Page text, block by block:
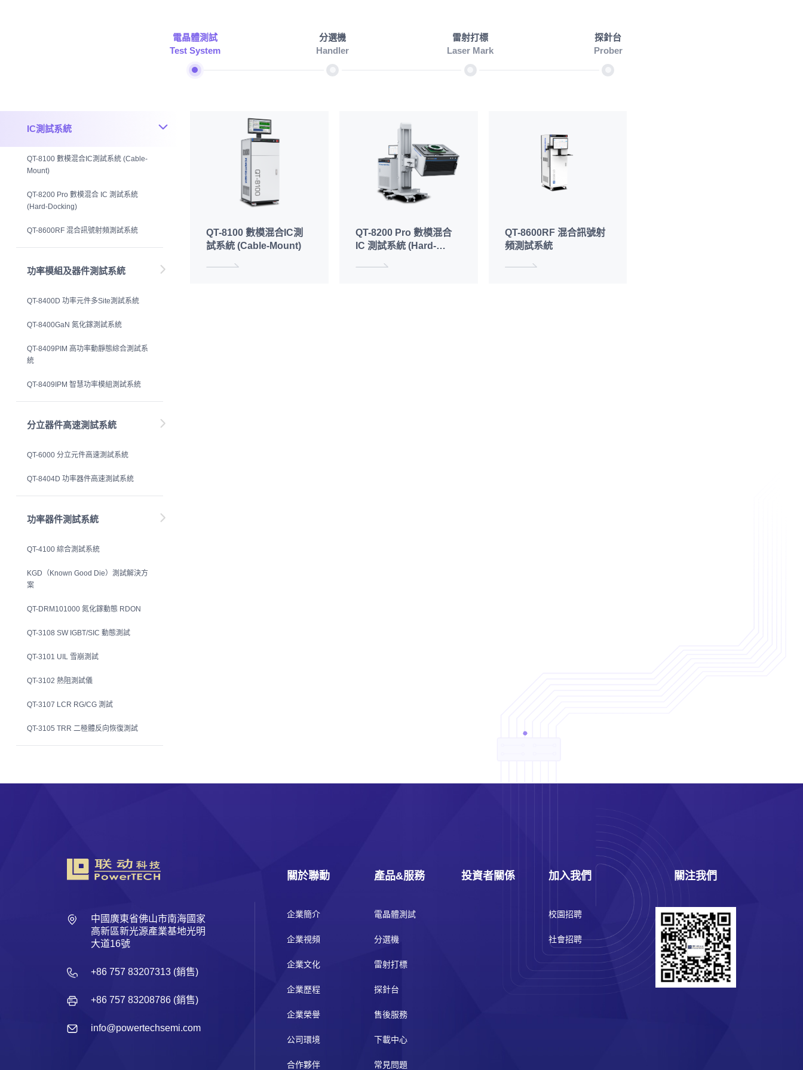
電晶體測試
Test System
分選機
Handler
雷射打標
Laser Mark
探針台
Prober
IC測試系統
QT-8100 數模混合IC測試系統 (Cable-
Mount)
QT-8200 Pro 數模混合 IC 測試系統
(Hard-Docking)
QT-8600RF 混合訊號射頻測試系統
功率模組及器件測試系統
QT-8400D 功率元件多Site測試系統
QT-8400GaN 氮化鎵測試系統
QT-8409PIM 高功率動靜態綜合測試系
統
QT-8409IPM 智慧功率模組測試系統
分立器件高速測試系統
QT-6000 分立元件高速測試系統
QT-8404D 功率器件高速測試系統
功率器件測試系統
QT-4100 綜合測試系統
KGD（Known Good Die）測試解決方
案
QT-DRM101000 氮化鎵動態 RDON
QT-3108 SW IGBT/SIC 動態測試
QT-3101 UIL 雪崩測試
QT-3102 熱阻測試儀
QT-3107 LCR RG/CG 測試
QT-3105 TRR 二極體反向恢復測試
QT-8100 數模混合IC測
試系統 (Cable-Mount)
QT-8200 Pro 數模混合
IC 測試系統 (Hard-
QT-8600RF 混合訊號射
頻測試系統
中國廣東省佛山市南海國家
高新區新光源產業基地光明
大道16號
+86 757 83207313 (銷售)
+86 757 83208786 (銷售)
info@powertechsemi.com
關於聯動
企業簡介
企業視頻
企業文化
企業歷程
企業榮譽
公司環境
合作夥伴
產品&服務
電晶體測試
分選機
雷射打標
探針台
售後服務
下載中心
常見問題
投資者關係 加入我們
校園招聘
社會招聘
關注我們